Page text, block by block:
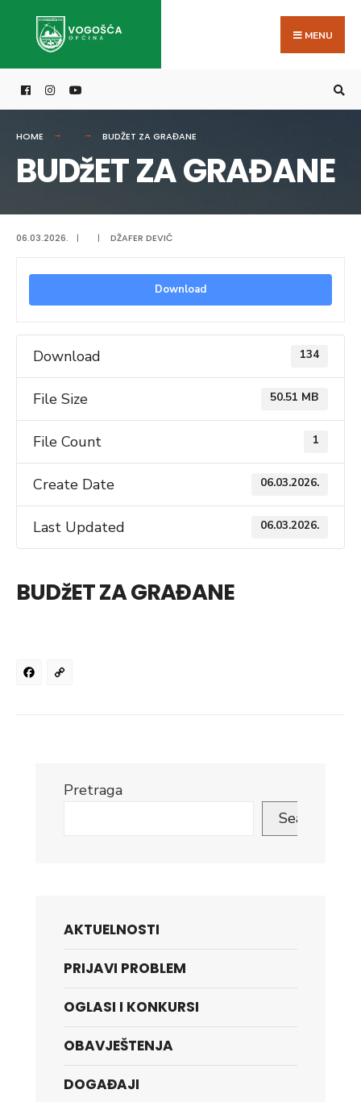
MENU
HOME BUDŽET ZA GRAĐANE
BUDžET ZA GRAĐANE
06.03.2026. | | DŽAFER DEVIĆ
Download
Download 134
File Size 50.51 MB
File Count 1
Create Date 06.03.2026.
Last Updated 06.03.2026.
BUDžET ZA GRAĐANE
Facebook
Pretraga
Search
AKTUELNOSTI
PRIJAVI PROBLEM
OGLASI I KONKURSI
OBAVJEŠTENJA
DOGAĐAJI
for: